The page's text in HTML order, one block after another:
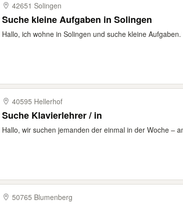
42651 Solingen
Suche kleine Aufgaben in Solingen
Hallo, ich wohne in Solingen und suche kleine
40595 Hellerhof
Suche Klavierlehrer / in
Hallo, wir suchen jemanden der einmal in der Woche –
50765 Blumenberg